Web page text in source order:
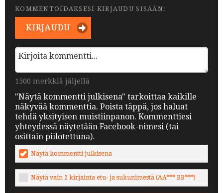
KOMMENTOIDAKSESI KIRJAUDU SISÄÄN:
KIRJAUDU
1500 merkkiä jäljellä
"Näytä kommentti julkisena" tarkoittaa kaikille
näkyvää kommenttia. Poista täppä, jos haluat
tehdä yksityisen muistiinpanon. Kommenttiesi
yhteydessä näytetään Facebook-nimesi (tai
osittain piilotettuna).
Näytä kommentti julkisena
Näytä vain 2 kirjainta etu- ja sukunimestä (AA*** BB***)